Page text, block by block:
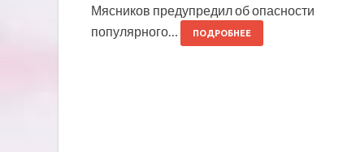
Мясников предупредил об опасности
популярного…
ПОДРОБНЕЕ